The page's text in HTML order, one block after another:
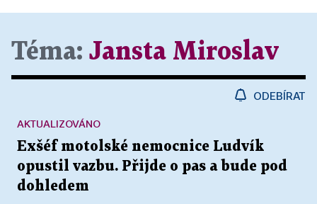
Téma: Jansta Miroslav
ODEBÍRAT
Exšéf motolské nemocnice Ludvík
opustil vazbu. Přijde o pas a bude pod
dohledem
AKTUALIZOVÁNO